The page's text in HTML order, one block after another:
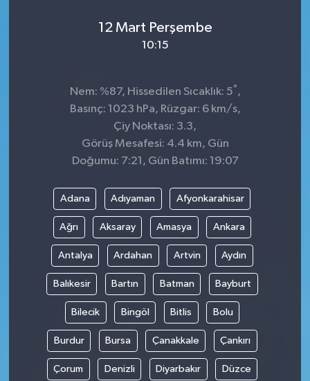
12 Mart Perşembe
10:15
Nem: %87, Hissedilen Sıcaklık: 5° ,
Basınç: 1023 hPa, Rüzgar: 6 km/s,
Çiy Noktası: 3.3,
Görüş Mesafesi: 4.4 km, Gün
Doğumu: 7:21, Gün Batımı: 19:07
Adana Adıyaman Afyonkarahisar
Ağrı Aksaray Amasya Ankara
Antalya Ardahan Artvin Aydın
Balıkesir Bartın Batman Bayburt
Bilecik Bingöl Bitlis Bolu
Burdur Bursa Çanakkale Çankırı
Çorum Denizli Diyarbakır Düzce